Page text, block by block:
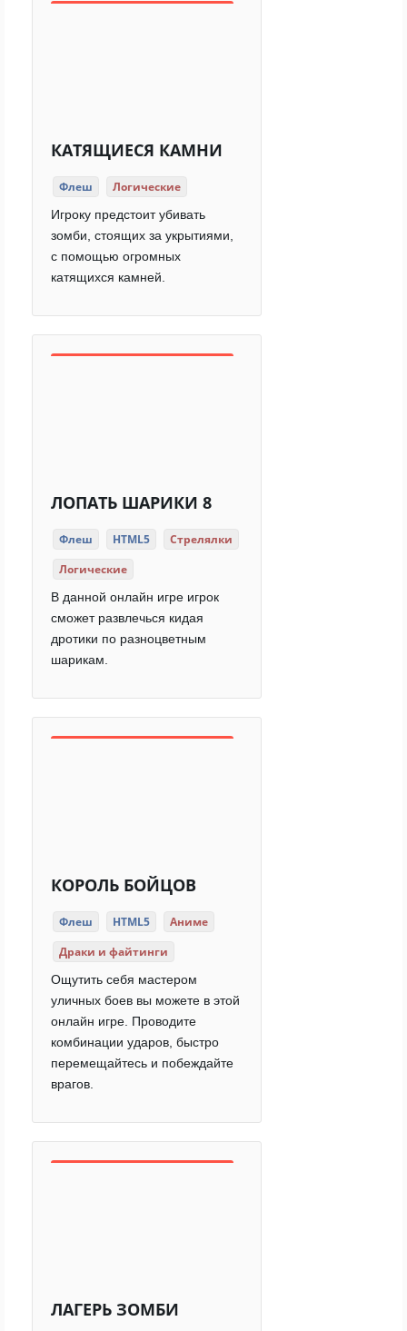
КАТЯЩИЕСЯ КАМНИ
Флеш Логические
Игроку предстоит убивать
зомби, стоящих за укрытиями,
с помощью огромных
катящихся камней.
ЛОПАТЬ ШАРИКИ 8
Флеш HTML5
Стрелялки
Логические
В данной онлайн игре игрок
сможет развлечься кидая
дротики по разноцветным
шарикам.
КОРОЛЬ БОЙЦОВ
Флеш HTML5
Аниме
Драки и файтинги
Ощутить себя мастером
уличных боев вы можете в этой
онлайн игре. Проводите
комбинации ударов, быстро
перемещайтесь и побеждайте
врагов.
ЛАГЕРЬ ЗОМБИ